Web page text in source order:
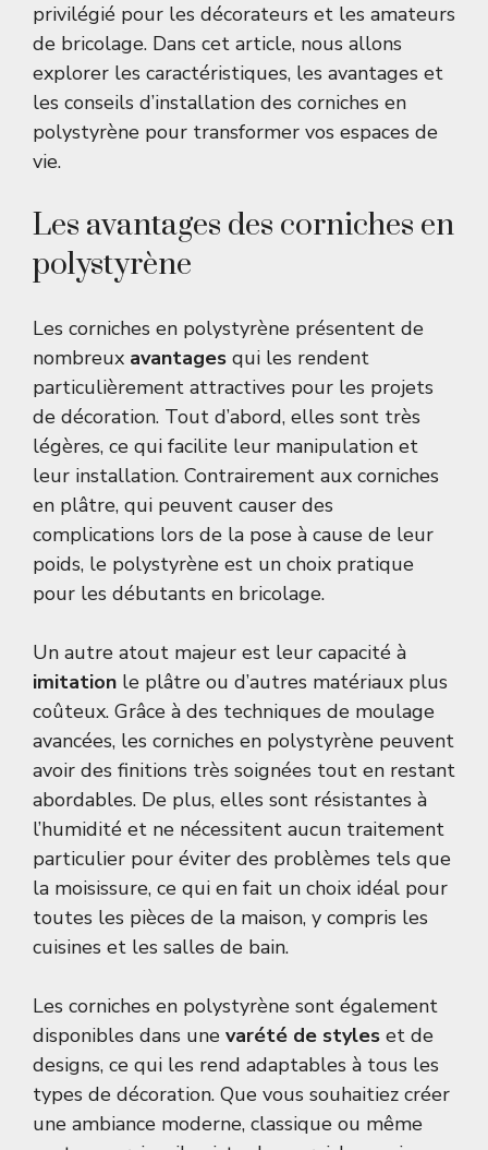
privilégié pour les décorateurs et les amateurs
de bricolage. Dans cet article, nous allons
explorer les caractéristiques, les avantages et
les conseils d’installation des corniches en
polystyrène pour transformer vos espaces de
vie.
Les avantages des corniches en
polystyrène
Les corniches en polystyrène présentent de
nombreux avantages qui les rendent
particulièrement attractives pour les projets
de décoration. Tout d’abord, elles sont très
légères, ce qui facilite leur manipulation et
leur installation. Contrairement aux corniches
en plâtre, qui peuvent causer des
complications lors de la pose à cause de leur
poids, le polystyrène est un choix pratique
pour les débutants en bricolage.
Un autre atout majeur est leur capacité à
imitation le plâtre ou d’autres matériaux plus
coûteux. Grâce à des techniques de moulage
avancées, les corniches en polystyrène peuvent
avoir des finitions très soignées tout en restant
abordables. De plus, elles sont résistantes à
l’humidité et ne nécessitent aucun traitement
particulier pour éviter des problèmes tels que
la moisissure, ce qui en fait un choix idéal pour
toutes les pièces de la maison, y compris les
cuisines et les salles de bain.
Les corniches en polystyrène sont également
disponibles dans une varété de styles et de
designs, ce qui les rend adaptables à tous les
types de décoration. Que vous souhaitiez créer
une ambiance moderne, classique ou même